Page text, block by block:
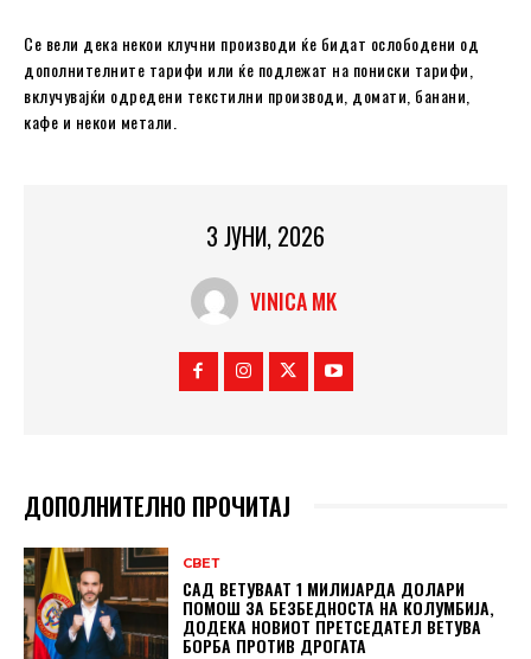
Се вели дека некои клучни производи ќе бидат ослободени од
дополнителните тарифи или ќе подлежат на пониски тарифи,
вклучувајќи одредени текстилни производи, домати, банани,
кафе и некои метали.
3 ЈУНИ, 2026
VINICA MK
ДОПОЛНИТЕЛНО ПРОЧИТАЈ
СВЕТ
САД ВЕТУВААТ 1 МИЛИЈАРДА ДОЛАРИ
ПОМОШ ЗА БЕЗБЕДНОСТА НА КОЛУМБИЈА,
ДОДЕКА НОВИОТ ПРЕТСЕДАТЕЛ ВЕТУВА
БОРБА ПРОТИВ ДРОГАТА